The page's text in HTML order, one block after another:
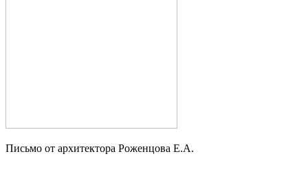
Письмо от архитектора Роженцова Е.А.